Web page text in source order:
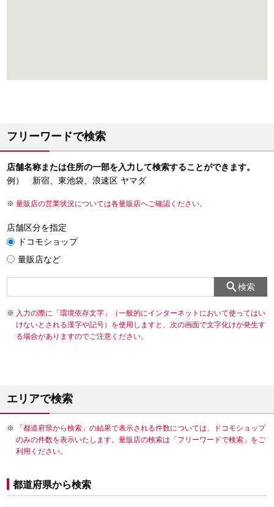
フリーワードで検索
店舗名称または住所の一部を入力して検索することができます。
例） 新宿、東池袋、浪速区 ヤマダ
量販店の営業状況については各量販店へご確認ください。
店舗区分を指定
ドコモショップ
量販店など
検索
入力の際に「環境依存文字」（一般的にインターネットにおいて使ってはい
けないとされる漢字や記号）を使用しますと、次の画面で文字化けが発生す
る場合がありますのでご注意ください。
エリアで検索
「都道府県から検索」の結果で表示される件数については、ドコモショップ
のみの件数を表示いたします。量販店の検索は「フリーワードで検索」をご
利用ください。
都道府県から検索